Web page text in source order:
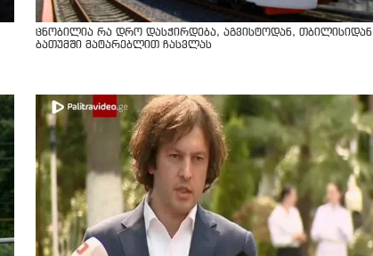
ცნობილია რა დრო დასჭირდება, აგვისტოდან, თბილისიდან
ბათუმში მატარებლით ჩასვლას